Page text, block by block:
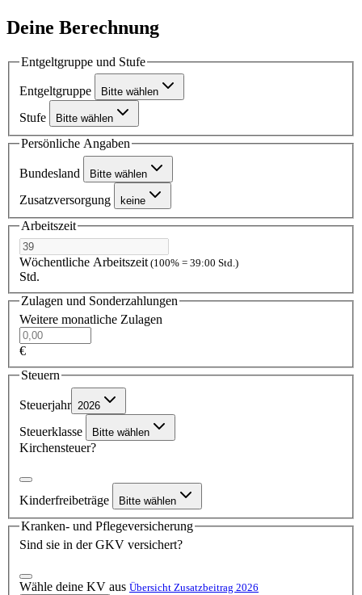
Deine Berechnung
Entgeltgruppe und Stufe
Entgeltgruppe Bitte wählen
Stufe Bitte wählen
Persönliche Angaben
Bundesland Bitte wählen
Zusatzversorgung keine
Arbeitszeit
Wöchentliche Arbeitszeit (100% = 39:00 Std.)
Std.
Zulagen und Sonderzahlungen
Weitere monatliche Zulagen
€
Steuern
Steuerjahr 2026
Steuerklasse Bitte wählen
Kirchensteuer?
Kinderfreibeträge Bitte wählen
Kranken- und Pflegeversicherung
Sind sie in der GKV versichert?
Wähle deine KV aus Übersicht Zusatzbeitrag 2026